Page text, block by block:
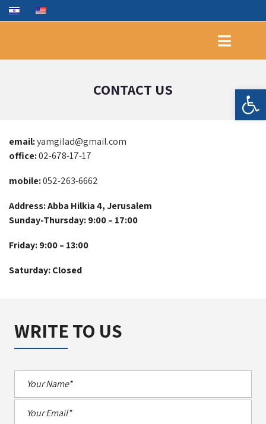
Open toolbar
CONTACT US
email:yamgilad@gmail.com
office:02-678-17-17
mobile:052-263-6662
Address: Abba Hilkia 4, Jerusalem
Sunday-Thursday: 9:00 – 17:00
Friday: 9:00 – 13:00
Saturday: Closed
WRITE TO US